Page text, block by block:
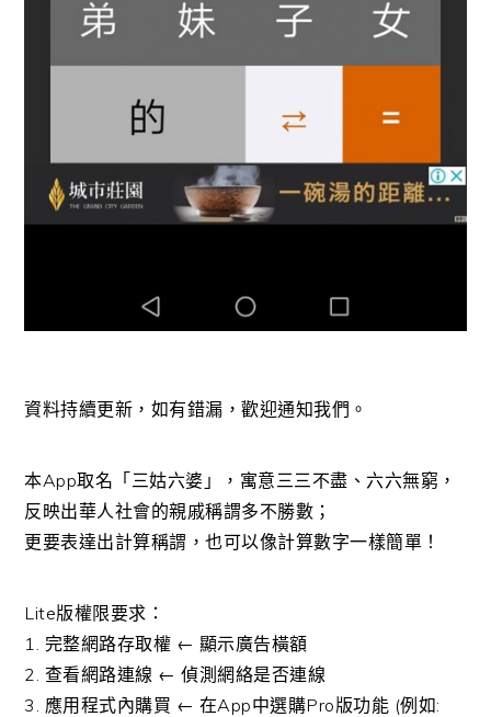
資料持續更新，如有錯漏，歡迎通知我們。
本App取名「三姑六婆」，寓意三三不盡、六六無窮，
反映出華人社會的親戚稱謂多不勝數；
更要表達出計算稱謂，也可以像計算數字一樣簡單！
Lite版權限要求：
1. 完整網路存取權 ← 顯示廣告橫額
2. 查看網路連線 ← 偵測網絡是否連線
3. 應用程式內購買 ← 在App中選購Pro版功能 (例如: